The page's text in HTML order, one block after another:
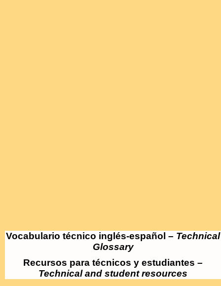
Vocabulario técnico inglés-español – Technical
Glossary
Recursos para técnicos y estudiantes –
Technical and student resources